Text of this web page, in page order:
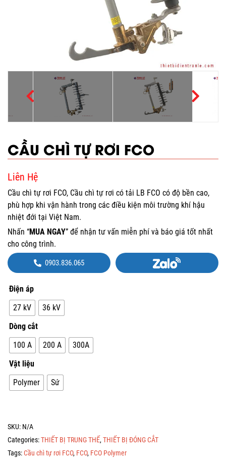
CẦU CHÌ TỰ RƠI FCO
Liên Hệ
Cầu chì tự rơi FCO, Cầu chì tự rơi có tải LB FCO có độ bền cao,
phù hợp khi vận hành trong các điều kiện môi trường khí hậu
nhiệt đới tại Việt Nam.
Nhấn “MUA NGAY” để nhận tư vấn miễn phí và báo giá tốt nhất
cho công trình.
0903.836.065
Điện áp
27 kV
36 kV
Dòng cắt
100 A
200 A
300A
Vật liệu
Polymer
Sứ
SKU: N/A
Categories:THIẾT BỊ TRUNG THẾ, THIẾT BỊ ĐÓNG CẮT
Tags:Cầu chì tự rơi FCO, FCO, FCO Polymer